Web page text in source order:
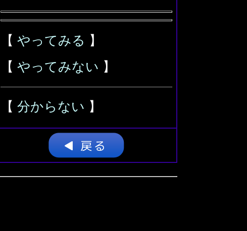
【 やってみる 】
【 やってみない 】
【 分からない 】